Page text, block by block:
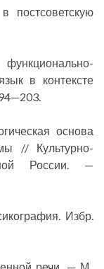
постсоветскую
в контексте
основа
// Культурно-
России. —
Избр.
речи. — М.,